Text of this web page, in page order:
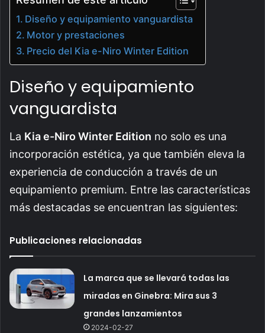
Diseño y equipamiento vanguardista
Motor y prestaciones
Precio del Kia e-Niro Winter Edition
Diseño y equipamiento
vanguardista
La Kia e-Niro Winter Edition no solo es una
incorporación estética, ya que también eleva la
experiencia de conducción a través de un
equipamiento premium. Entre las características
más destacadas se encuentran las siguientes:
Publicaciones relacionadas
La marca que se llevará todas las
miradas en Ginebra: Mira sus 3
grandes lanzamientos
2024-02-27